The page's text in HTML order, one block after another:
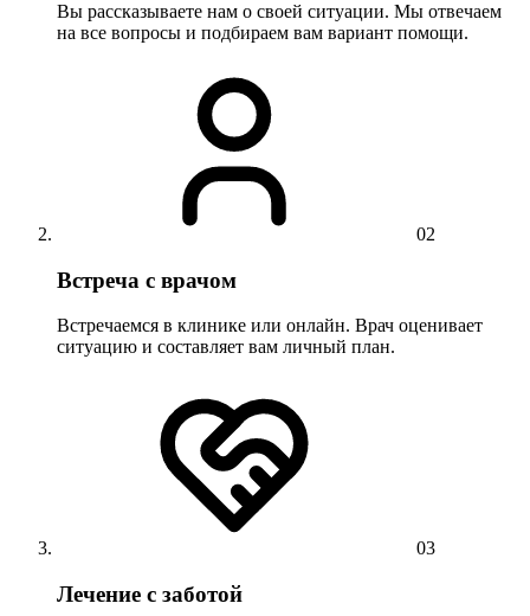
Вы рассказываете нам о своей ситуации. Мы отвечаем
на все вопросы и подбираем вам вариант помощи.
02
Встреча с врачом
Встречаемся в клинике или онлайн. Врач оценивает
ситуацию и составляет вам личный план.
03
Лечение с заботой